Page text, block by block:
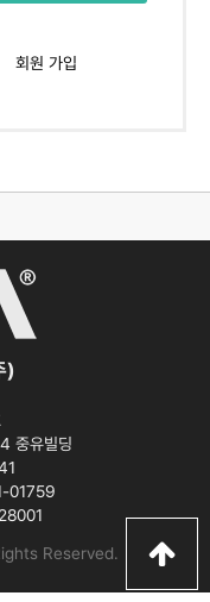
회원 가입
)
중유빌딩
01759
Reserved.